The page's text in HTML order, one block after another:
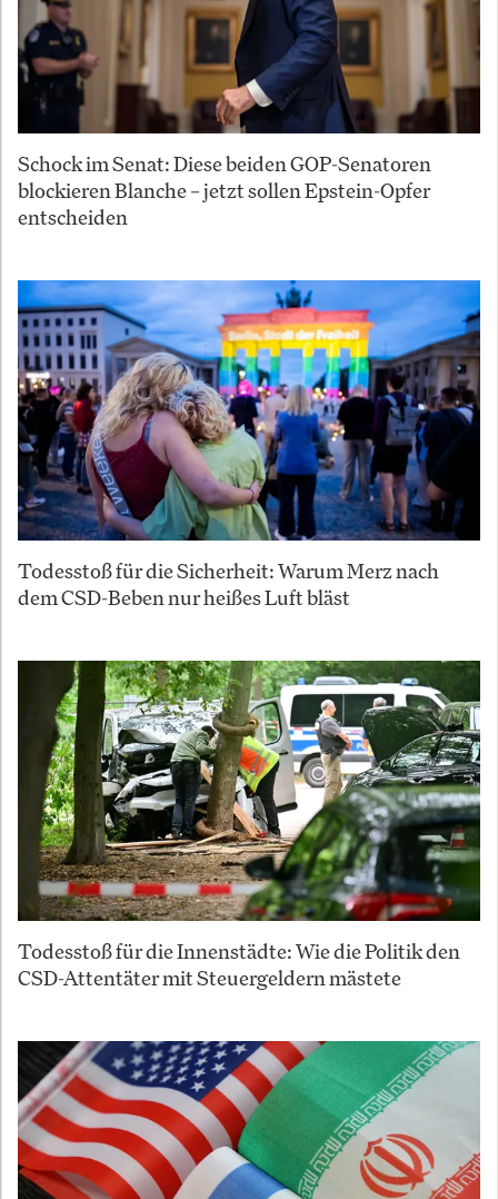
Schock im Senat: Diese beiden GOP-Senatoren
blockieren Blanche – jetzt sollen Epstein-Opfer
entscheiden
Todesstoß für die Sicherheit: Warum Merz nach
dem CSD-Beben nur heißes Luft bläst
Todesstoß für die Innenstädte: Wie die Politik den
CSD-Attentäter mit Steuergeldern mästete